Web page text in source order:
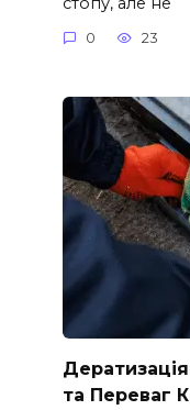
0 23
та Переваг